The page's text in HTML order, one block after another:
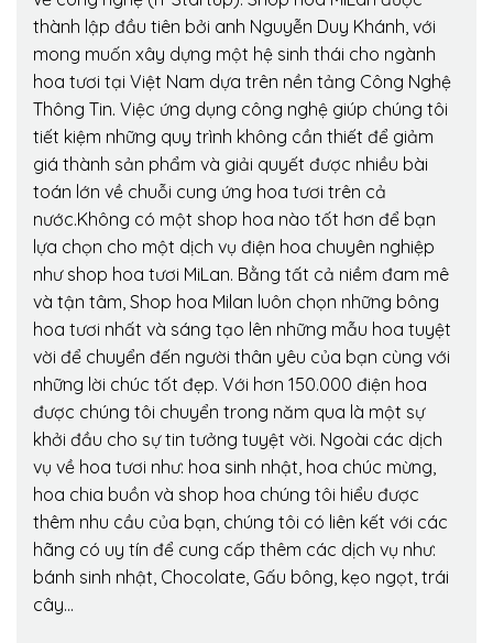
thành lập đầu tiên bởi anh Nguyễn Duy Khánh, với
mong muốn xây dựng một hệ sinh thái cho ngành
hoa tươi tại Việt Nam dựa trên nền tảng Công Nghệ
Thông Tin. Việc ứng dụng công nghệ giúp chúng tôi
tiết kiệm những quy trình không cần thiết để giảm
giá thành sản phẩm và giải quyết được nhiều bài
toán lớn về chuỗi cung ứng hoa tươi trên cả
nước.Không có một shop hoa nào tốt hơn để bạn
lựa chọn cho một dịch vụ điện hoa chuyên nghiệp
như shop hoa tươi MiLan. Bằng tất cả niềm đam mê
và tận tâm, Shop hoa Milan luôn chọn những bông
hoa tươi nhất và sáng tạo lên những mẫu hoa tuyệt
vời để chuyển đến người thân yêu của bạn cùng với
những lời chúc tốt đẹp. Với hơn 150.000 điện hoa
được chúng tôi chuyển trong năm qua là một sự
khởi đầu cho sự tin tưởng tuyệt vời. Ngoài các dịch
vụ về hoa tươi như: hoa sinh nhật, hoa chúc mừng,
hoa chia buồn và shop hoa chúng tôi hiểu được
thêm nhu cầu của bạn, chúng tôi có liên kết với các
hãng có uy tín để cung cấp thêm các dịch vụ như:
bánh sinh nhật, Chocolate, Gấu bông, kẹo ngọt, trái
cây…